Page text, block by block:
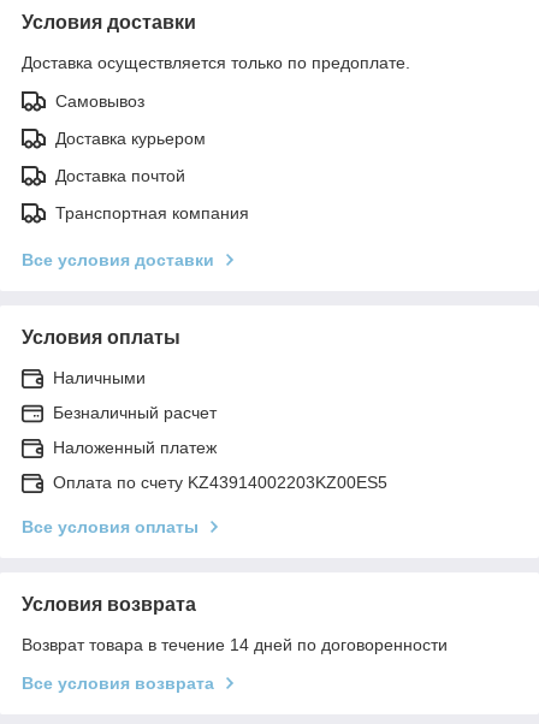
Условия доставки
Доставка осуществляется только по предоплате.
Самовывоз
Доставка курьером
Доставка почтой
Транспортная компания
Все условия доставки
Условия оплаты
Наличными
Безналичный расчет
Наложенный платеж
Оплата по счету KZ43914002203KZ00ES5
Все условия оплаты
Условия возврата
Возврат товара в течение 14 дней по договоренности
Все условия возврата